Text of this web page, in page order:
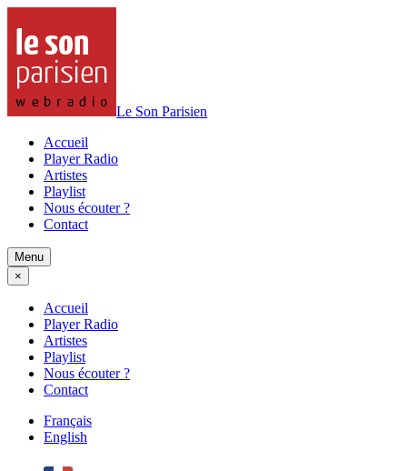
Le Son Parisien
Accueil
Player Radio
Artistes
Playlist
Nous écouter ?
Contact
Menu
×
Accueil
Player Radio
Artistes
Playlist
Nous écouter ?
Contact
Français
English